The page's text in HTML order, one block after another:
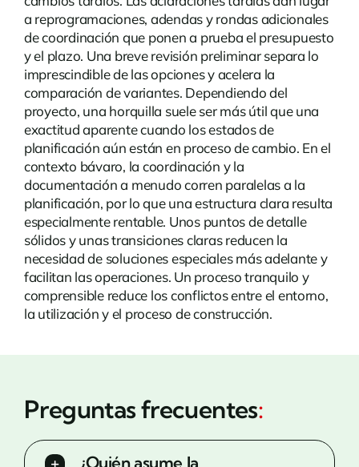
a reprogramaciones, adendas y rondas adicionales
de coordinación que ponen a prueba el presupuesto
y el plazo. Una breve revisión preliminar separa lo
imprescindible de las opciones y acelera la
comparación de variantes. Dependiendo del
proyecto, una horquilla suele ser más útil que una
exactitud aparente cuando los estados de
planificación aún están en proceso de cambio. En el
contexto bávaro, la coordinación y la
documentación a menudo corren paralelas a la
planificación, por lo que una estructura clara resulta
especialmente rentable. Unos puntos de detalle
sólidos y unas transiciones claras reducen la
necesidad de soluciones especiales más adelante y
facilitan las operaciones. Un proceso tranquilo y
comprensible reduce los conflictos entre el entorno,
la utilización y el proceso de construcción.
Preguntas frecuentes:
¿Quién asume la